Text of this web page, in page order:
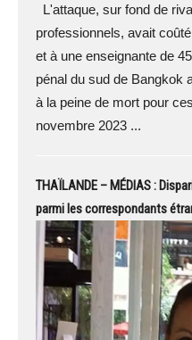
L'attaque, sur fond de
professionnels, avait
et à une enseignante de
pénal du sud de Bangkok
à la peine de mort pour
novembre 2023 ...
THAÏLANDE – MÉDIAS :
parmi les correspondants